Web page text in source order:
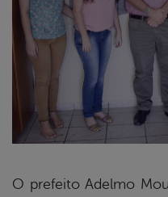
O prefeito Adelmo